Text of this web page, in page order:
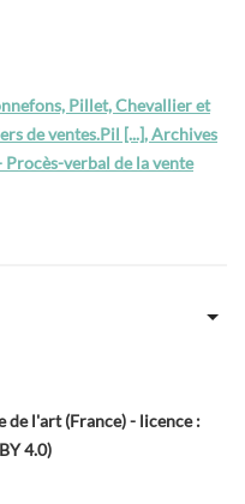
Pillet, Chevallier et
de ventes.Pil [...], Archives
Procès-verbal de la vente
l'art (France) - licence :
4.0)